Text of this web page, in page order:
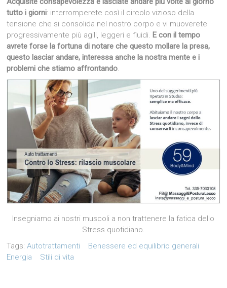
tutto i giorni: interromperete così il circolo vizioso della
tensione che si consolida nel nostro corpo e vi muoverete
progressivamente più agili, leggeri e fluidi. E con il tempo
avrete forse la fortuna di notare che questo mollare la presa,
questo lasciar andare, interessa anche la nostra mente e i
problemi che stiamo affrontando.
Insegniamo ai nostri muscoli a non trattenere la fatica dello
Stress quotidiano.
Tags:Autotrattamenti
Benessere ed equilibrio generali
Energia
Stili di vita